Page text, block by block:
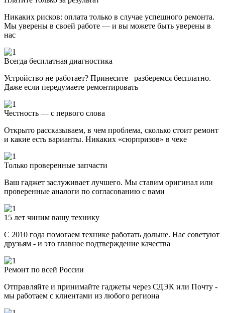
Никаких рисков: оплата только в случае успешного ремонта.
Мы уверены в своей работе — и вы можете быть уверены в
нас
Всегда бесплатная диагностика
Устройство не работает? Принесите –разберемся бесплатно.
Даже если передумаете ремонтировать
Честность — с первого слова
Открыто рассказываем, в чем проблема, сколько стоит ремонт
и какие есть варианты. Никаких «сюрпризов» в чеке
Только проверенные запчасти
Ваш гаджет заслуживает лучшего. Мы ставим оригинал или
проверенные аналоги по согласованию с вами
15 лет чиним вашу технику
С 2010 года помогаем технике работать дольше. Нас советуют
друзьям - и это главное подтверждение качества
Ремонт по всей России
Отправляйте и принимайте гаджеты через СДЭК или Почту -
мы работаем с клиентами из любого региона